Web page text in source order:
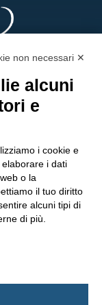
i diritti riservati.
cap 20123, Italia ·
non necessari ✕
alcuni
e
i cookie e
i dati
o la
il tuo diritto
alcuni tipi di
di più.